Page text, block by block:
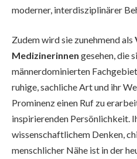
moderner, interdisziplinärer
Zudem wird sie zunehmend als
Medizinerinnen gesehen, die
männerdominierten
ruhige, sachliche Art und ihr
Prominenz einen Ruf zu
inspirierenden Persönlichkeit.
wissenschaftlichem Denken,
menschlicher Nähe ist in der